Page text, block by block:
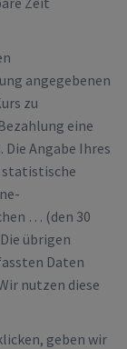
angegebenen
zu
eine
Angabe Ihres
statistische
… (den 30
übrigen
Daten
nutzen diese
geben wir